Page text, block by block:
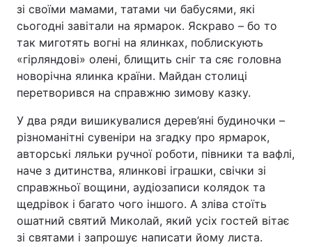
Головна Війна
Україна Політика
Економіка Світ
зі своїми мамами, татами чи бабусями, які
сьогодні завітали на ярмарок. Яскраво – бо то
так миготять вогні на ялинках, поблискують
«гірляндові» олені, блищить сніг та сяє головна
новорічна ялинка країни. Майдан столиці
перетворився на справжню зимову казку.
У два ряди вишикувалися дерев’яні будиночки –
різноманітні сувеніри на згадку про ярмарок,
авторські ляльки ручної роботи, півники та вафлі,
наче з дитинства, ялинкові іграшки, свічки зі
справжньої вощини, аудіозаписи колядок та
щедрівок і багато чого іншого. А зліва стоїть
ошатний святий Миколай, який усіх гостей вітає
зі святами і запрошує написати йому листа.